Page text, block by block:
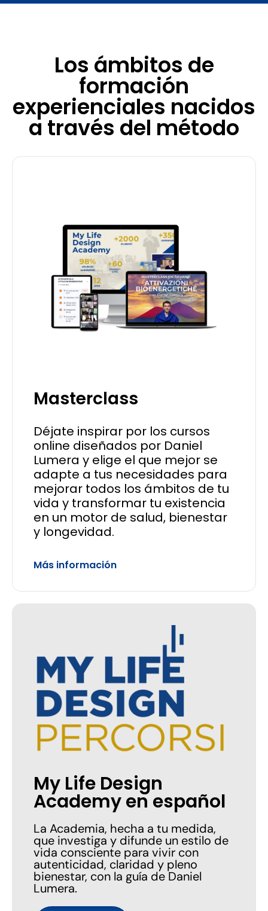
Los ámbitos de
formación
experienciales nacidos
a través del método
Masterclass
Déjate inspirar por los cursos
online diseñados por Daniel
Lumera y elige el que mejor se
adapte a tus necesidades para
mejorar todos los ámbitos de tu
vida y transformar tu existencia
en un motor de salud, bienestar
y longevidad.
Más información
My Life Design
Academy en español
La Academia, hecha a tu medida,
que investiga y difunde un estilo de
vida consciente para vivir con
autenticidad, claridad y pleno
bienestar, con la guía de Daniel
Lumera.